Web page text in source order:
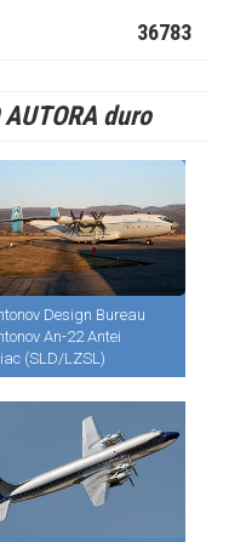
36783
duro
Design Bureau
An-22 Antei
(SLD/LZSL)